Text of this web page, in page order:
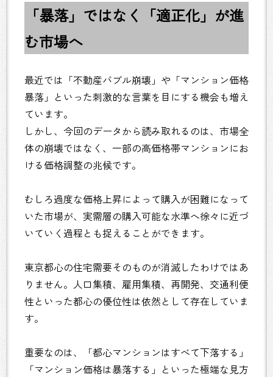
「暴落」ではなく「適正化」が進
む市場へ
最近では「不動産バブル崩壊」や「マンション価格
暴落」といった刺激的な言葉を目にする機会も増え
ています。
しかし、今回のデータから読み取れるのは、市場全
体の崩壊ではなく、一部の高価格帯マンションにお
ける価格調整の兆候です。
むしろ過度な価格上昇によって購入が困難になって
いた市場が、実需層の購入可能な水準へ徐々に近づ
いていく過程とも捉えることができます。
東京都心の住宅需要そのものが消滅したわけではあ
りません。人口集積、雇用集積、再開発、交通利便
性といった都心の優位性は依然として存在していま
す。
重要なのは、「都心マンションはすべて下落する」
「マンション価格は暴落する」といった極端な見方